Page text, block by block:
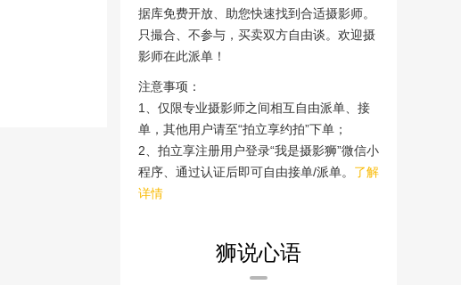
据库免费开放、助您快速找到合适摄影师。
只撮合、不参与，买卖双方自由谈。欢迎摄
影师在此派单！
注意事项：
1、仅限专业摄影师之间相互自由派单、接
单，其他用户请至“拍立享约拍”下单；
2、拍立享注册用户登录“我是摄影狮”微信小
程序、通过认证后即可自由接单/派单。 了解
详情
狮说心语